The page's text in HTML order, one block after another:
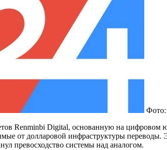
Фото:
Renminbi Digital, основанную на цифровом
от долларовой инфраструктуры
превосходство системы над аналогом.